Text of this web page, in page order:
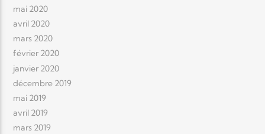
mai 2020
avril 2020
mars 2020
février 2020
janvier 2020
décembre 2019
mai 2019
avril 2019
mars 2019